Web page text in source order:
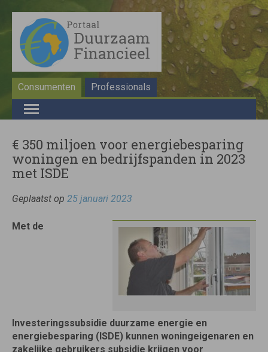
Consumenten Professionals
€ 350 miljoen voor energiebesparing
woningen en bedrijfspanden in 2023
met ISDE
Geplaatst op 25 januari 2023
Met de
Investeringssubsidie duurzame energie en
energiebesparing (ISDE) kunnen woningeigenaren en
zakelijke gebruikers subsidie krijgen voor